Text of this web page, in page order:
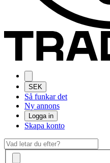
SEK
Så funkar det
Ny annons
Logga in
Skapa konto